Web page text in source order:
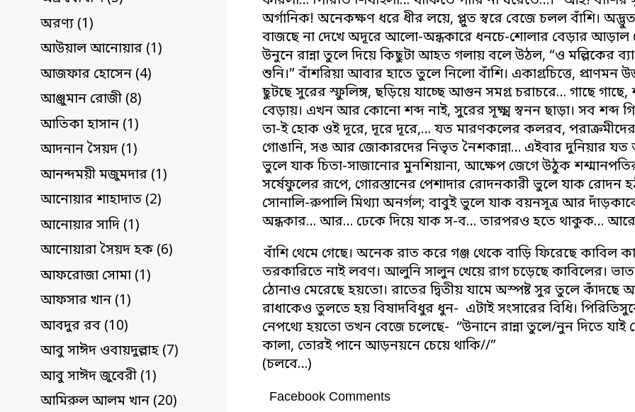
অরণ্য (1)
আউয়াল আনোয়ার (1)
আজফার হোসেন (4)
আঞ্জুমান রোজী (8)
আতিকা হাসান (1)
আদনান সৈয়দ (1)
আনন্দময়ী মজুমদার (1)
আনোয়ার শাহাদাত (2)
আনোয়ার সাদি (1)
আনোয়ারা সৈয়দ হক (6)
আফরোজা সোমা (1)
আফসার খান (1)
আবদুর রব (10)
আবু সাঈদ ওবায়দুল্লাহ (7)
আবু সাঈদ জুবেরী (1)
আমিরুল আলম খান (20)
অর্গানিক! অনেকক্ষণ ধরে ধীর লয়ে, প্লুত স্বরে বেজে চলল বাঁশি।
বাজছে না দেখে অদূরে আলো-অন্ধকারে ধনচে-শোলার বেড়ার আড়াল
উনুনে রান্না তুলে দিয়ে কিছুটা আহত গলায় বলে উঠল, “ও মল্লিকের
শুনি।” বাঁশরিয়া আবার হাতে তুলে নিলো বাঁশি। একাগ্রচিত্তে,
ছুটছে সুরের স্ফুলিঙ্গ, ছড়িয়ে যাচ্ছে আগুন সমগ্র চরাচরে… গাছে
বেড়ায়। এখন আর কোনো শব্দ নাই, সুরের সূক্ষ্ম স্বনন ছাড়া। সব শব্দ
তা-ই হোক ওই দূরে, দূরে দূরে,… যত মারণকলের কলরব, পরাক্রমীদের
গোঙানি, সঙ আর জোকারদের নিভৃত নৈশকান্না… এইবার দুনিয়ার
ভুলে যাক চিতা-সাজানোর মুনশিয়ানা, আক্ষেপ জেগে উঠুক
সর্ষেফুলের রূপে, গোরস্তানের পেশাদার রোদনকারী ভুলে যাক রোদন
সোনালি-রুপালি মিথ্যা অনর্গল; বাবুই ভুলে যাক বয়নসূত্র আর
অন্ধকার… আর… ঢেকে দিয়ে যাক স-ব… তারপরও হতে থাকুক…
বাঁশি থেমে গেছে। অনেক রাত করে গঞ্জ থেকে বাড়ি ফিরেছে কাবিল
তরকারিতে নাই লবণ। আলুনি সালুন খেয়ে রাগ চড়েছে কাবিলের।
ঠোনাও মেরেছে হয়তো। রাতের দ্বিতীয় যামে অস্পষ্ট সুর তুলে কাঁদছে
রাধাকেও তুলতে হয় বিষাদবিধুর ধুন- এটাই সংসারের বিধি।
নেপথ্যে হয়তো তখন বেজে চলেছে- “উনানে রান্না তুলে/নুন দিতে
কালা, তোরই পানে আড়নয়নে চেয়ে থাকি//”
(চলবে…)
Facebook Comments